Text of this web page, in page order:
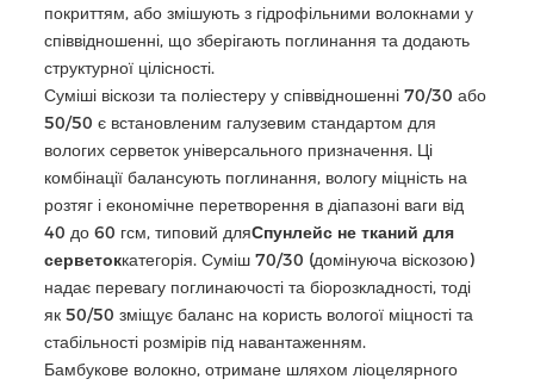
покриттям, або змішують з гідрофільними волокнами у
співвідношенні, що зберігають поглинання та додають
структурної цілісності.
Суміші віскози та поліестеру у співвідношенні 70/30 або
50/50 є встановленим галузевим стандартом для
вологих серветок універсального призначення. Ці
комбінації балансують поглинання, вологу міцність на
розтяг і економічне перетворення в діапазоні ваги від
40 до 60 гсм, типовий дляСпунлейс не тканий для
серветоккатегорія. Суміш 70/30 (домінуюча віскозою)
надає перевагу поглинаючості та біорозкладності, тоді
як 50/50 зміщує баланс на користь вологої міцності та
стабільності розмірів під навантаженням.
Бамбукове волокно, отримане шляхом ліоцелярного